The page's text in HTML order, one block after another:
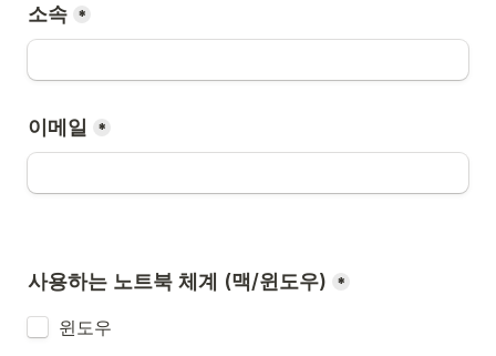
소속 *
이메일 *
사용하는 노트북 체계 (맥/윈도우) *